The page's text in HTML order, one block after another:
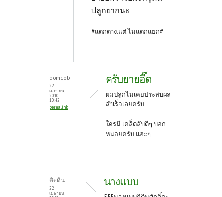
ปลูกยากนะ
#แตกต่าง.แต่.ไม่แตกแยก#
pomcob
22
เมษายน,
2010 -
10:42
permalink
ครับยายอี๊ด
ผมปลูกไม่เคยประสบผล
สำเร็จเลยครับ
ใครมี เคล็ดลับดีๆ บอก
หน่อยครับ แฮะๆ
ติดดิน
22
เมษายน,
นางแบบ